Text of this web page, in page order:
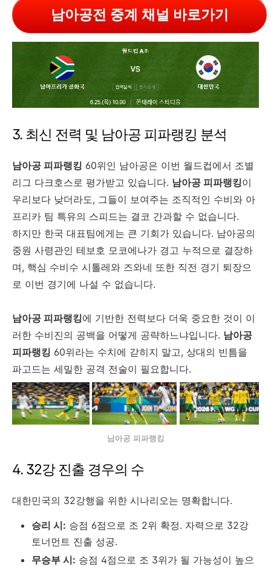
남아공전 중계 채널 바로가기
3. 최신 전력 및 남아공 피파랭킹 분석
남아공 피파랭킹 60위인 남아공은 이번 월드컵에서 조별
리그 다크호스로 평가받고 있습니다. 남아공 피파랭킹이
우리보다 낮더라도, 그들이 보여주는 조직적인 수비와 아
프리카 팀 특유의 스피드는 결코 간과할 수 없습니다.
하지만 한국 대표팀에게는 큰 기회가 있습니다. 남아공의
중원 사령관인 테보호 모코에나가 경고 누적으로 결장하
며, 핵심 수비수 시톨레와 즈와네 또한 직전 경기 퇴장으
로 이번 경기에 나설 수 없습니다.
남아공 피파랭킹에 기반한 전력보다 더욱 중요한 것이 이
러한 수비진의 공백을 어떻게 공략하느냐입니다. 남아공
피파랭킹 60위라는 수치에 갇히지 말고, 상대의 빈틈을
파고드는 세밀한 공격 전술이 필요합니다.
남아공 피파랭킹
4. 32강 진출 경우의 수
대한민국의 32강행을 위한 시나리오는 명확합니다.
승리 시: 승점 6점으로 조 2위 확정. 자력으로 32강
토너먼트 진출 성공.
무승부 시: 승점 4점으로 조 3위가 될 가능성이 높으